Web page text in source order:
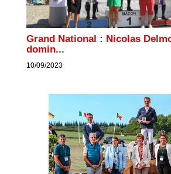
Grand National : Nicolas
domin...
10/09/2023